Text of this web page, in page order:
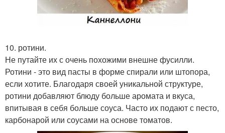
10. ротини.
Не путайте их с очень похожими внешне фусилли.
Ротини - это вид пасты в форме спирали или штопора,
если хотите. Благодаря своей уникальной структуре,
ротини добавляют блюду больше аромата и вкуса,
впитывая в себя больше соуса. Часто их подают с песто,
карбонарой или соусами на основе томатов.